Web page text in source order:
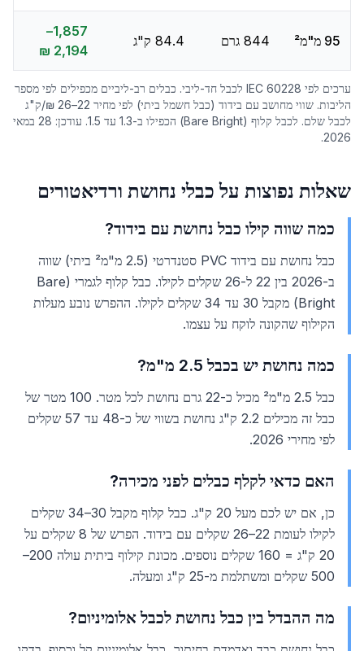
95 מ"מ² 844 גרם 84.4 ק"ג
1,857–
2,194 ₪
ערכים לפי IEC 60228 לכבל חד-ליבי. כבלים רב-ליביים מכפילים לפי מספר
הליבות. שווי מחושב עם בידוד (כבל חשמל ביתי) לפי מחיר 22–26 ₪/ק"ג
לכבל שלם. לכבל קלוף (Bare Bright) הכפילו ב-1.3 עד 1.5. עודכן: 28 במאי
2026.
שאלות נפוצות על כבלי נחושת ורדיאטורים
כמה שווה קילו כבל נחושת עם בידוד?
כבל נחושת עם בידוד PVC סטנדרטי (2.5 מ"מ² ביתי) שווה
ב-2026 בין 22 ל-26 שקלים לקילו. כבל קלוף לגמרי (Bare
Bright) מקבל 30 עד 34 שקלים לקילו. ההפרש נובע מעלות
הקילוף שהקונה לוקח על עצמו.
כמה נחושת יש בכבל 2.5 מ"מ?
כבל 2.5 מ"מ² מכיל כ-22 גרם נחושת לכל מטר. 100 מטר של
כבל זה מכילים 2.2 ק"ג נחושת בשווי של כ-48 עד 57 שקלים
לפי מחירי 2026.
האם כדאי לקלף כבלים לפני מכירה?
כן, אם יש לכם מעל 20 ק"ג. כבל קלוף מקבל 30–34 שקלים
לקילו לעומת 22–26 שקלים עם בידוד. הפרש של 8 שקלים על
20 ק"ג = 160 שקלים נוספים. מכונת קילוף ביתית עולה 200–
500 שקלים ומשתלמת מ-25 ק"ג ומעלה.
מה ההבדל בין כבל נחושת לכבל אלומיניום?